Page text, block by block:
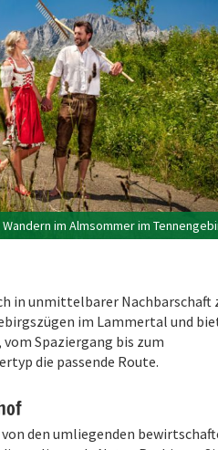
Wandern im Almsommer im
in unmittelbarer Nachbarschaft
im Lammertal und
Spaziergang bis zum
die passende Route.
den umliegenden